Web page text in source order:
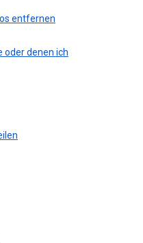
entfernen
oder denen ich